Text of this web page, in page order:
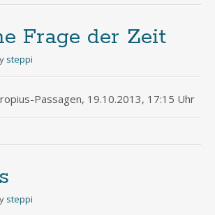
Frage der Zeit
steppi
Passagen, 19.10.2013, 17:15 Uhr
steppi